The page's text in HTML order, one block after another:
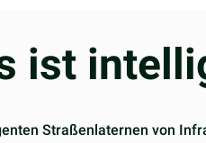
ist
Straßenlaternen von